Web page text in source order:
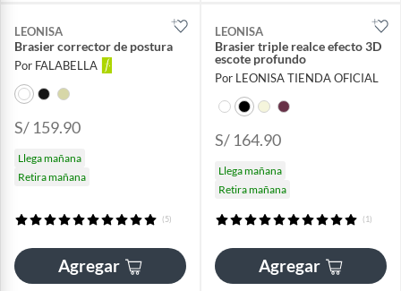
LEONISA
Brasier corrector de postura
Por FALABELLA
S/ 159.90
Llega mañana
Retira mañana
(5)
Agregar
LEONISA
Brasier triple realce efecto 3D
escote profundo
Por LEONISA TIENDA OFICIAL
S/ 164.90
Llega mañana
Retira mañana
(1)
Agregar